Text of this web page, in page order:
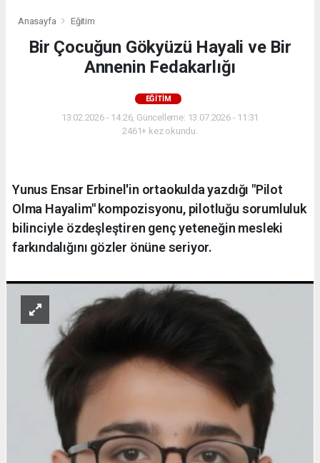
Anasayfa Eğitim
Bir Çocuğun Gökyüzü Hayali ve Bir
Annenin Fedakarlığı
EĞITIM
13.02.2026 - 14:26, Güncelleme: 13.07.2026 - 11:31
2461+ kez okundu.
Yunus Ensar Erbinel'in ortaokulda yazdığı "Pilot
Olma Hayalim" kompozisyonu, pilotluğu sorumluluk
bilinciyle özdeşleştiren genç yeteneğin mesleki
farkındalığını gözler önüne seriyor.